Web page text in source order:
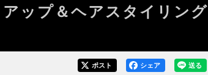
ップ＆ヘアスタイリング
送る
シェア
ポスト